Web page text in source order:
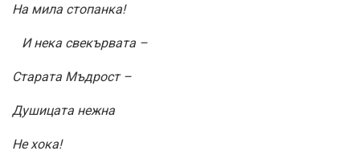
На мила стопанка!
И нека свекървата –
Старата Мъдрост –
Душицата нежна
Не хока!